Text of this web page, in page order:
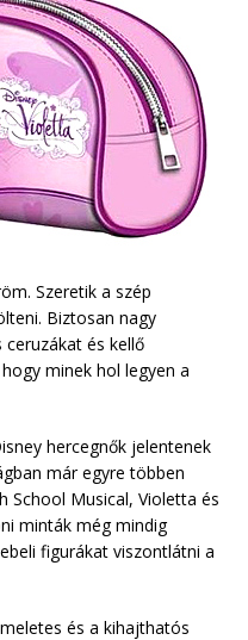
Szeretik a szép
Biztosan nagy
és kellő
minek hol legyen a
hercegnők jelentenek
már egyre többen
School Musical, Violetta és
minták még mindig
figurákat viszontlátni a
és a kihajthatós